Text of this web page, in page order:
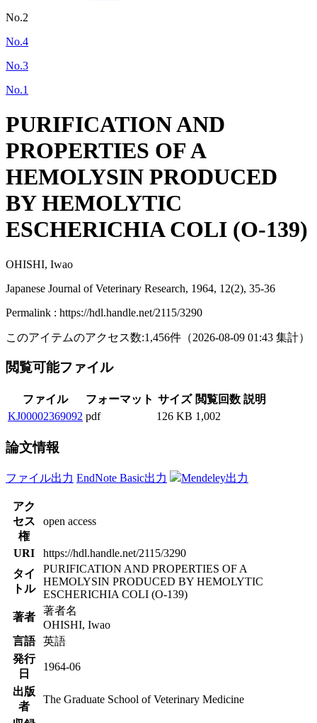
No.2
No.4
No.3
No.1
PURIFICATION AND
PROPERTIES OF A
HEMOLYSIN PRODUCED
BY HEMOLYTIC
ESCHERICHIA COLI (O-139)
OHISHI, Iwao
Japanese Journal of Veterinary Research, 1964, 12(2), 35-36
Permalink : https://hdl.handle.net/2115/3290
このアイテムのアクセス数:1,456件 （2026-08-09 01:43 集計）
閲覧可能ファイル
ファイル フォーマット サイズ 閲覧回数 説明
KJ00002369092 pdf 126 KB 1,002
論文情報
ファイル出力 EndNote Basic出力 Mendeley出力
アク
セス
権
open access
URI
https://hdl.handle.net/2115/3290
タイ
トル
PURIFICATION AND PROPERTIES OF A
HEMOLYSIN PRODUCED BY HEMOLYTIC
ESCHERICHIA COLI (O-139)
著者
著者名
OHISHI, Iwao
言語
英語
発行
日
1964-06
出版
者
The Graduate School of Veterinary Medicine